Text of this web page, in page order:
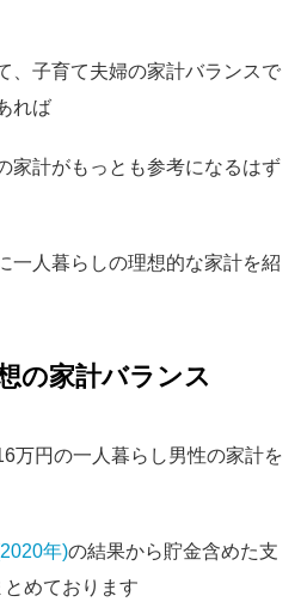
、子育て夫婦の家計バランスで
れば
家計がもっとも参考になるはず
一人暮らしの理想的な家計を紹
の家計バランス
万円の一人暮らし男性の家計を
年)の結果から貯金含めた支
めております